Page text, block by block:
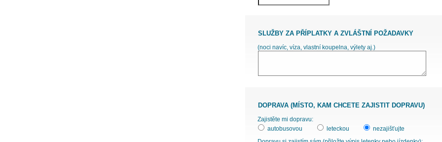
SLUŽBY ZA PŘÍPLATKY A ZVLÁŠTNÍ POŽADAVKY
(noci navíc, víza, vlastní koupelna, výlety aj.)
DOPRAVA (MÍSTO, KAM CHCETE ZAJISTIT DOPRAVU)
Zajistěte mi dopravu:
autobusovou
leteckou
nezajišťujte